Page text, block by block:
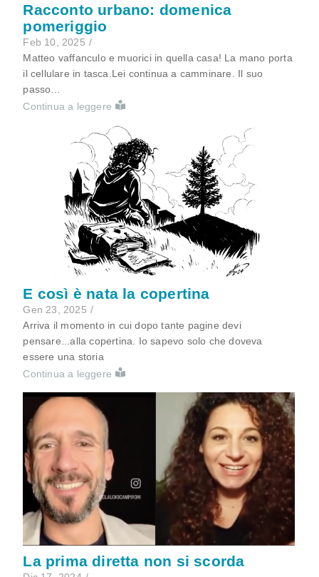
Racconto urbano: domenica
pomeriggio
Feb 10, 2025 /
Matteo vaffanculo e muorici in quella casa! La mano porta
il cellulare in tasca.Lei continua a camminare. Il suo
passo…
Continua a leggere
E così è nata la copertina
Gen 23, 2025 /
Arriva il momento in cui dopo tante pagine devi
pensare...alla copertina. Io sapevo solo che doveva
essere una storia
Continua a leggere
La prima diretta non si scorda